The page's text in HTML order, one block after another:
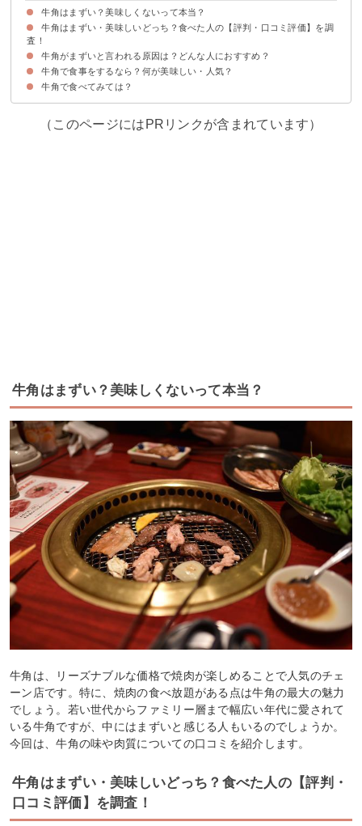
牛角はまずい？美味しくないって本当？
牛角はまずい・美味しいどっち？食べた人の【評判・口コミ評価】を調
査！
牛角がまずい・ひどいと感じる人の口コミ
牛角が美味しい・うまいと感じる人の口コミ
牛角がまずいと言われる原因は？どんな人におすすめ？
牛角で食事をするなら？何が美味しい・人気？
①牛角カルビ（税込649円）
②王様ハラミ（税込759円）
③梅しそ冷麺（税込759円）
牛角で食べてみては？
（このページにはPRリンクが含まれています）
牛角はまずい？美味しくないって本当？
牛角は、リーズナブルな価格で焼肉が楽しめることで人気のチェ
ーン店です。特に、焼肉の食べ放題がある点は牛角の最大の魅力
でしょう。若い世代からファミリー層まで幅広い年代に愛されて
いる牛角ですが、中にはまずいと感じる人もいるのでしょうか。
今回は、牛角の味や肉質についての口コミを紹介します。
牛角はまずい・美味しいどっち？食べた人の【評判・
口コミ評価】を調査！